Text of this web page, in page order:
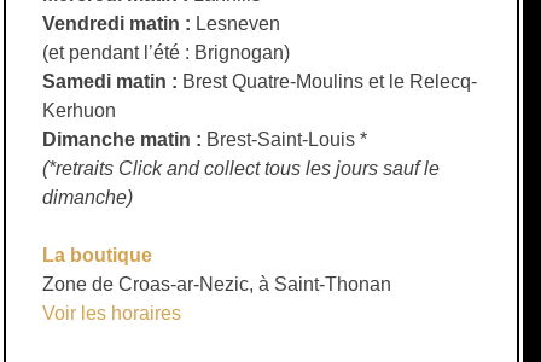
Vendredi matin : Lesneven
(et pendant l’été : Brignogan)
Samedi matin : Brest Quatre-Moulins et le Relecq-
Kerhuon
Dimanche matin : Brest-Saint-Louis *
(*retraits Click and collect tous les jours sauf le
dimanche)
La boutique
Zone de Croas-ar-Nezic, à Saint-Thonan
Voir les horaires